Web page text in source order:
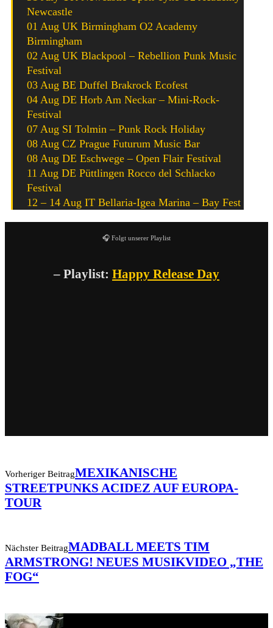
Newcastle
01 Aug UK Birmingham O2 Academy
Birmingham
02 Aug UK Blackpool – Rebellion Punk Music
Festival
03 Aug BE Duffel Brakrock Ecofest
04 Aug DE Horb Am Neckar – Mini-Rock-
Festival
07 Aug SI Tolmin – Punk Rock Holiday
08 Aug CZ Prague Futurum Music Bar
08 Aug DE Eschwege – Open Flair Festival
11 Aug DE Püttlingen Rocco del Schlacko
Festival
12 – 14 Aug IT Bellaria-Igea Marina – Bay Fest
🎧 Folgt unserer Playlist
– Playlist: Happy Release Day
Vorheriger BeitragMEXIKANISCHE
STREETPUNKS ACIDEZ AUF EUROPA-
TOUR
Nächster BeitragMADBALL MEETS TIM
ARMSTRONG! NEUES MUSIKVIDEO „THE
FOG“